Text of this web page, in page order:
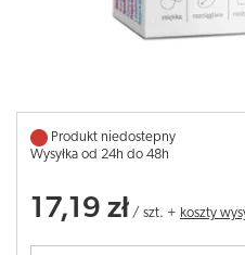
Produkt niedostepny
Wysyłka od 24h do 48h
17,19 zł / szt. + koszty